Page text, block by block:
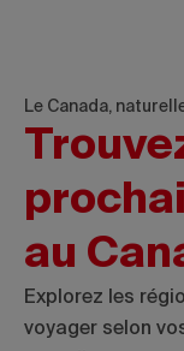
Le Canada,
au
Explorez les
voyager selon